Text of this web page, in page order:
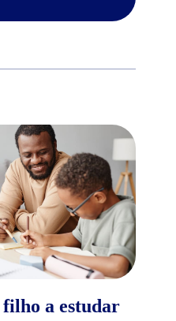
a estudar